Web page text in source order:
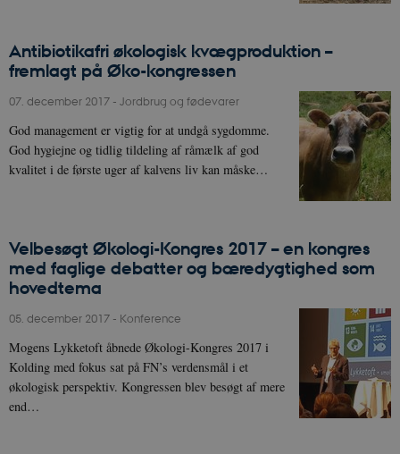
Antibiotikafri økologisk kvægproduktion –
fremlagt på Øko-kongressen
07. december 2017 - Jordbrug og fødevarer
God management er vigtig for at undgå sygdomme.
God hygiejne og tidlig tildeling af råmælk af god
kvalitet i de første uger af kalvens liv kan måske…
Velbesøgt Økologi-Kongres 2017 – en kongres
med faglige debatter og bæredygtighed som
hovedtema
05. december 2017 - Konference
Mogens Lykketoft åbnede Økologi-Kongres 2017 i
Kolding med fokus sat på FN’s verdensmål i et
økologisk perspektiv. Kongressen blev besøgt af mere
end…